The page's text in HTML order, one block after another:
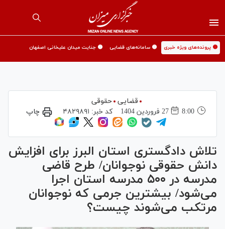
🟡 پرونده‌های ویژه خبری 🟡 سامانه‌های قضایی 🟡 جنایت میدان علیخانی اصفهان
قضایی حقوقی
8:00
27 فروردين 1404 کد خبر: ۴۸۲۹۸۹۱ چاپ
تلاش دادگستری استان البرز برای افزایش
دانش حقوقی نوجوانان/ طرح قاضی
مدرسه در ۵۰۰ مدرسه استان اجرا
می‌شود/ بیشترین جرمی که نوجوانان
مرتکب می‌شوند چیست؟